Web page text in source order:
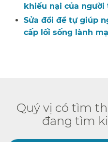
khiếu nại của người
Sửa đổi để tự giúp
cấp lối sống lành
Quý vị có tìm
đang tìm